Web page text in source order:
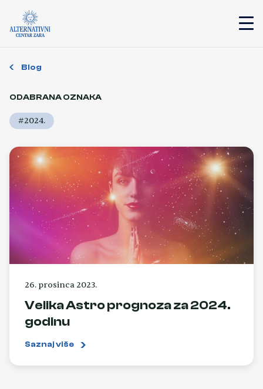
Blog
ODABRANA OZNAKA
#2024.
26. prosinca 2023.
Velika Astro prognoza za 2024.
godinu
Saznaj više